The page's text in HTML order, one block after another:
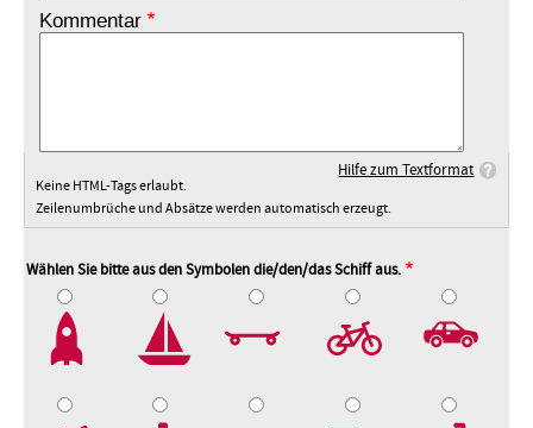
Kommentar
Hilfe zum Textformat
Keine HTML-Tags erlaubt.
Zeilenumbrüche und Absätze werden automatisch erzeugt.
Wählen Sie bitte aus den Symbolen die/den/das Schiff aus.